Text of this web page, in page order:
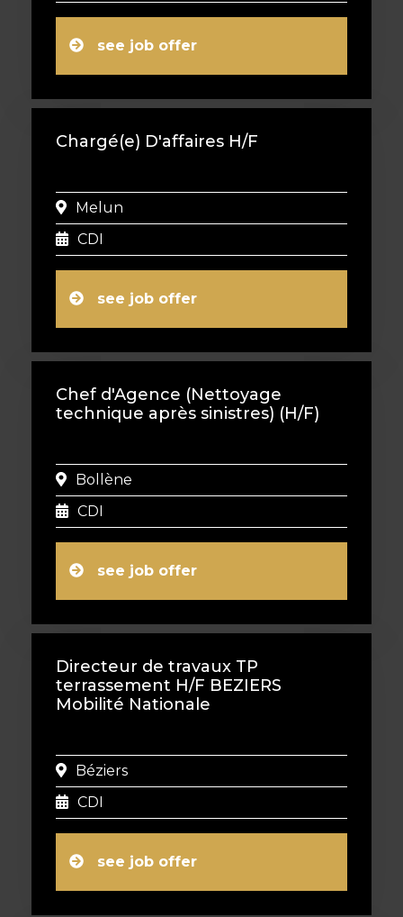
see job offer
Chargé(e) D'affaires H/F
Melun
CDI
see job offer
Chef d'Agence (Nettoyage
technique après sinistres) (H/F)
Bollène
CDI
see job offer
Directeur de travaux TP
terrassement H/F BEZIERS
Mobilité Nationale
Béziers
CDI
see job offer